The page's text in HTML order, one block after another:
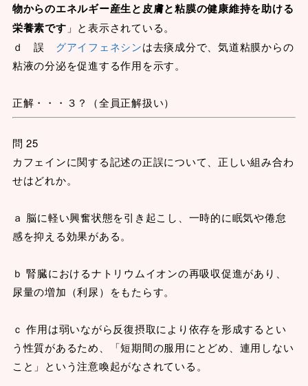
物からのエネルギー産生と皮膚と粘膜の健康維持を助ける
栄養素です 」と表示されている。
ｄ 誤 グアイフェネシンは去痰成分で、気道粘膜からの
粘液の分泌を促進する作用を示す。
正解・・・３？（全員正解扱い）
問 25
カフェインに関する記述の正誤について、正しい組み合わ
せはどれか。
ａ 脳に軽い興奮状態を引き起こし、一時的に眠気や倦怠
感を抑える効果がある。
ｂ 腎臓におけるナトリウムイオンの再吸収促進があり、
尿量の増加（利尿）をもたらす。
ｃ 作用は弱いながら反復摂取により依存を形成するとい
う性質があるため、「短期間の服用にとどめ、連用しない
こと」という注意喚起がなされている。